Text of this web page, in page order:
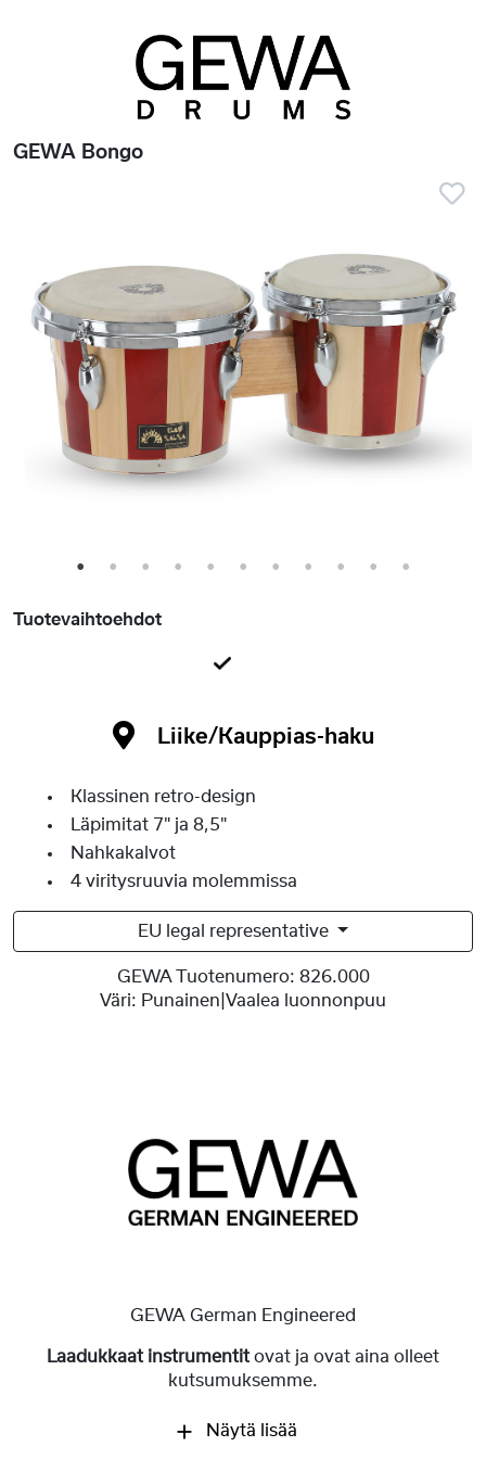
GEWA Bongo
1 2 3 4 5 6 7 8 9 10 11
Tuotevaihtoehdot
Liike/Kauppias-haku
Klassinen retro-design
Läpimitat 7" ja 8,5"
Nahkakalvot
4 viritysruuvia molemmissa
EU legal representative
GEWA Tuotenumero: 826.000
Väri: Punainen|Vaalea luonnonpuu
GEWA German Engineered
Laadukkaat instrumentitovat ja ovat aina olleet
kutsumuksemme.
Näytä lisää